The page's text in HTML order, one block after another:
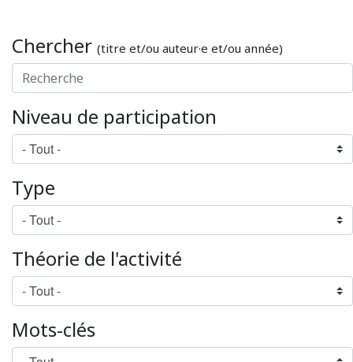
Chercher (titre et/ou auteur·e et/ou année)
Niveau de participation
Type
Théorie de l'activité
Mots-clés